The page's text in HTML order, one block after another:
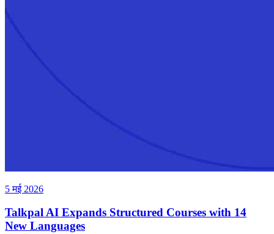
5 मई 2026
Talkpal AI Expands Structured Courses with 14
New Languages